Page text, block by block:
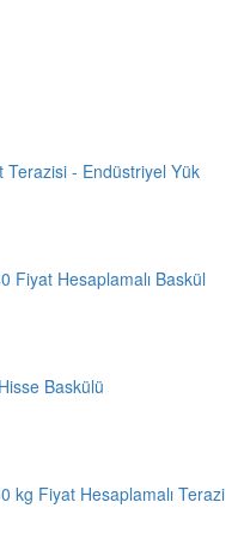
Terazisi - Endüstriyel Yük
Fiyat Hesaplamalı Baskül
Baskülü
kg Fiyat Hesaplamalı Terazi